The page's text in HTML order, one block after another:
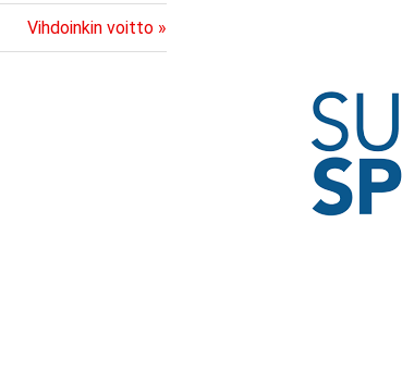
Next
Post:
Vihdoinkin voitto